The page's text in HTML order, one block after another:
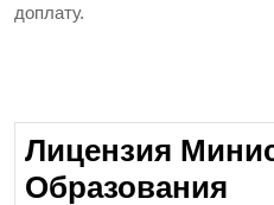
доплату.
Лицензия
Образования